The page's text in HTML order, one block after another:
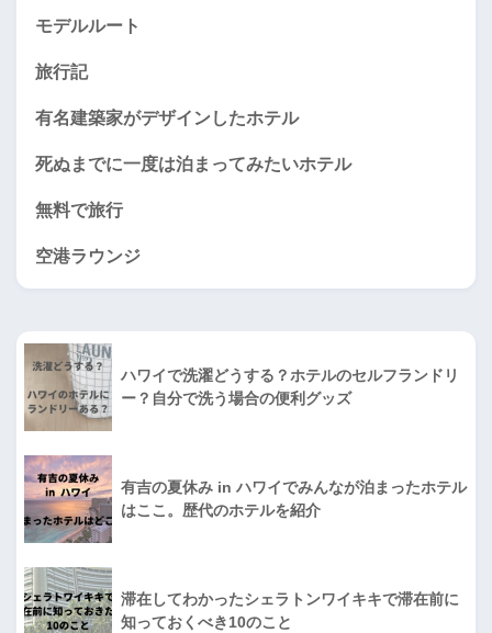
モデルルート
旅行記
有名建築家がデザインしたホテル
死ぬまでに一度は泊まってみたいホテル
無料で旅行
空港ラウンジ
ハワイで洗濯どうする？ホテルのセルフランドリ
ー？自分で洗う場合の便利グッズ
有吉の夏休み in ハワイでみんなが泊まったホテル
はここ。歴代のホテルを紹介
滞在してわかったシェラトンワイキキで滞在前に
知っておくべき10のこと